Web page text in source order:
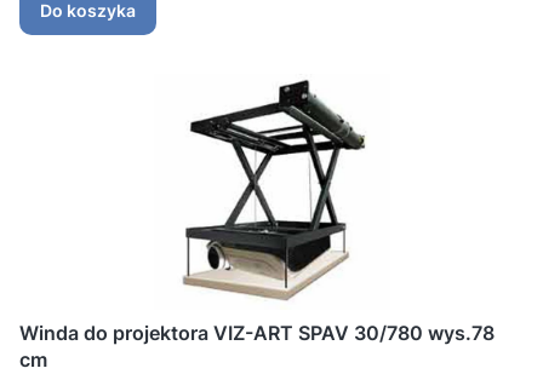
Do koszyka
Winda do projektora VIZ-ART SPAV 30/780 wys.78
cm